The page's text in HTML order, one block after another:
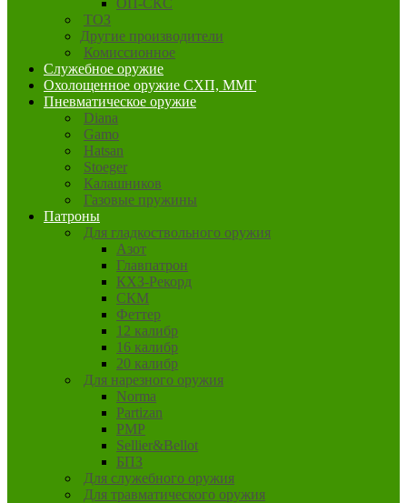
ОП-СКС
ТОЗ
Другие производители
Комиссионное
Служебное оружие
Охолощенное оружие СХП, ММГ
Пневматическое оружие
Diana
Gamo
Hatsan
Stoeger
Калашников
Газовые пружины
Патроны
Для гладкоствольного оружия
Азот
Главпатрон
КХЗ-Рекорд
СКМ
Феттер
12 калибр
16 калибр
20 калибр
Для нарезного оружия
Norma
Partizan
PMP
Sellier&Bellot
БПЗ
Для служебного оружия
Для травматического оружия